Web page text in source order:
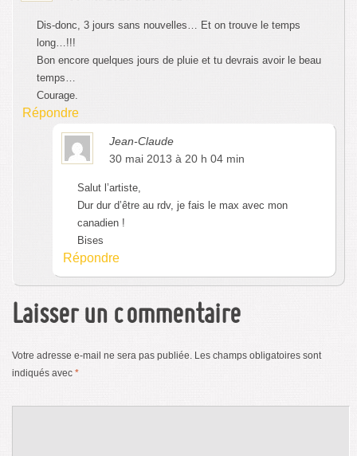
Dis-donc, 3 jours sans nouvelles… Et on trouve le temps
long…!!!
Bon encore quelques jours de pluie et tu devrais avoir le beau
temps…
Courage.
Répondre
Jean-Claude
30 mai 2013 à 20 h 04 min
Salut l’artiste,
Dur dur d’être au rdv, je fais le max avec mon
canadien !
Bises
Répondre
Laisser un commentaire
Votre adresse e-mail ne sera pas publiée. Les champs obligatoires sont
indiqués avec *